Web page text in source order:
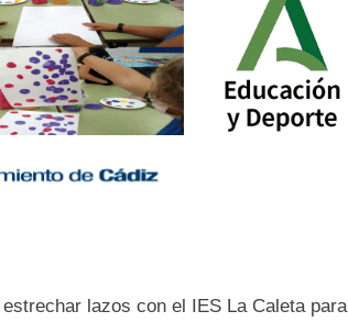
lazos con el IES La Caleta para